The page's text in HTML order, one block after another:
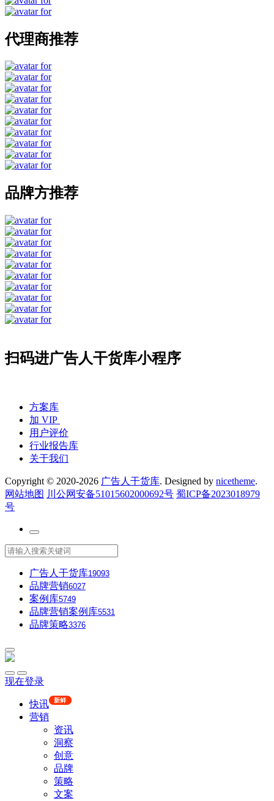
代理商推荐
品牌方推荐
扫码进广告人干货库小程序
方案库
加 VIP
用户评价
行业报告库
关于我们
Copyright © 2020-2026 广告人干货库. Designed by nicetheme.
网站地图 川公网安备51015602000692号 蜀ICP备2023018979
号
广告人干货库19093
品牌营销6027
案例库5749
品牌营销案例库5531
品牌策略3376
现在登录
快讯 新鲜
营销
资讯
洞察
创意
品牌
策略
文案